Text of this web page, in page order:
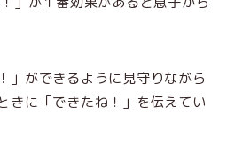
」ができるように見守りながら
きに「できたね！」を伝えてい